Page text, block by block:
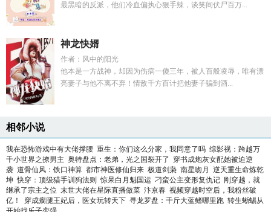
最黑暗的反派，他们冷血偏执心狠手辣，谈笑间伏尸百万...
神龙快婿
作者：风中的阳光
他本是一方战神，却因为伤病一傻三年，被人百般凌辱，唯有漂
亮妻子与他不离不弃！情敌千方百计把他妻子骗到酒...
相邻小说
我在恐怖游戏中有大佬撑腰 重生：你们这么分家，我同意了吗 综影视：跨越万
千小世界之撩男主 奥特盘点：老弟，光之国裂开了
穿书成炮灰女配她被迫逆
袭 道骨仙风：铁口神算 都市神医修仙归来 极道剑枭 南星吻月
逆天重生命炼乾
坤 快穿：顶级猎手训狗法则 惊呆白月魁国运 刁蛮公主变形复仇记 刚穿越，就
继承了宗主之位 末世大佬在星际直播做菜 汴京春 视频穿越时空后，我粉丝破
亿！
穿成瘸腿王妃后，医女玩转天下 寻龙罗盘：千斤大蓝鳍哪里跑 转生蜥蜴从